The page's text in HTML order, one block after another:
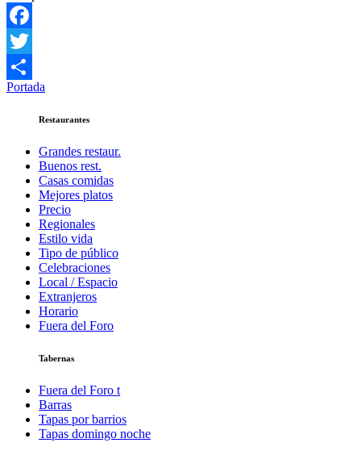
Facebook
Twitter
Compartir
Portada
Restaurantes
Grandes restaur.
Buenos rest.
Casas comidas
Mejores platos
Precio
Regionales
Estilo vida
Tipo de público
Celebraciones
Local / Espacio
Extranjeros
Horario
Fuera del Foro
Tabernas
Fuera del Foro t
Barras
Tapas por barrios
Tapas domingo noche